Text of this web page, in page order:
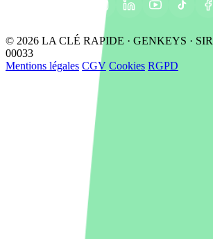
© 2026 LA CLÉ RAPIDE · GENKEYS ·
00033
Mentions légales CGV Cookies RGPD